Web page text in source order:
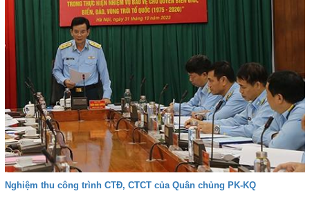
Nghiệm thu công trình CTĐ, CTCT của Quân chủng PK-KQ